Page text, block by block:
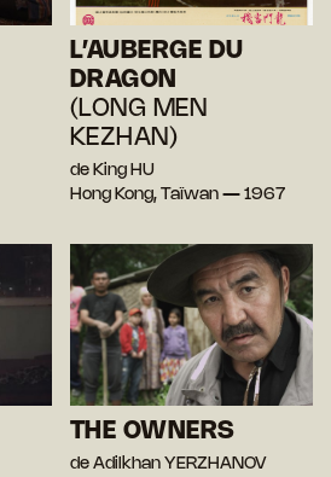
L’AUBERGE DU
DRAGON
(LONG MEN
KEZHAN)
de King HU
Hong Kong, Taïwan — 1967
THE OWNERS
de Adilkhan YERZHANOV